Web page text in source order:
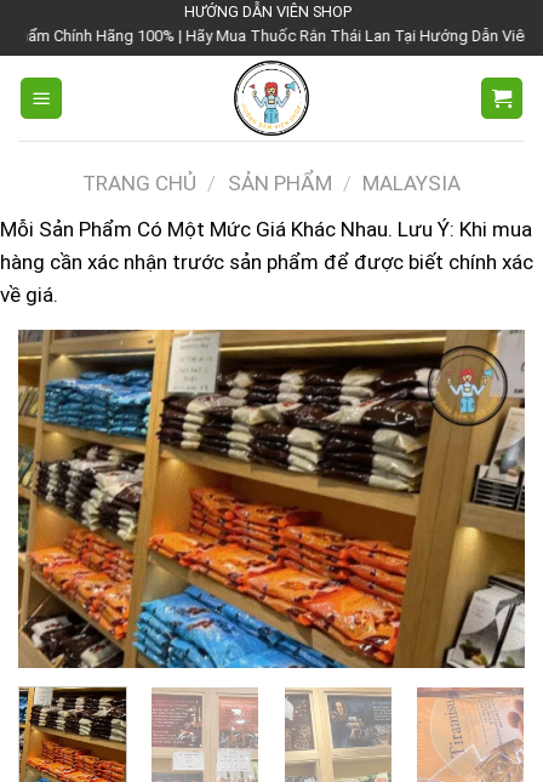
đến
nội
dung
HƯỚNG DẪN VIÊN SHOP
| Hãy Mua Thuốc Rắn Thái Lan Tại Hướng Dẫn Viên Shop | Với Giá Tốt
TRANG CHỦ / SẢN PHẨM / MALAYSIA
Mỗi Sản Phẩm Có Một Mức Giá Khác Nhau. Lưu Ý: Khi mua
hàng cần xác nhận trước sản phẩm để được biết chính xác
về giá.